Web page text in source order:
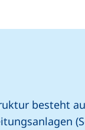
besteht